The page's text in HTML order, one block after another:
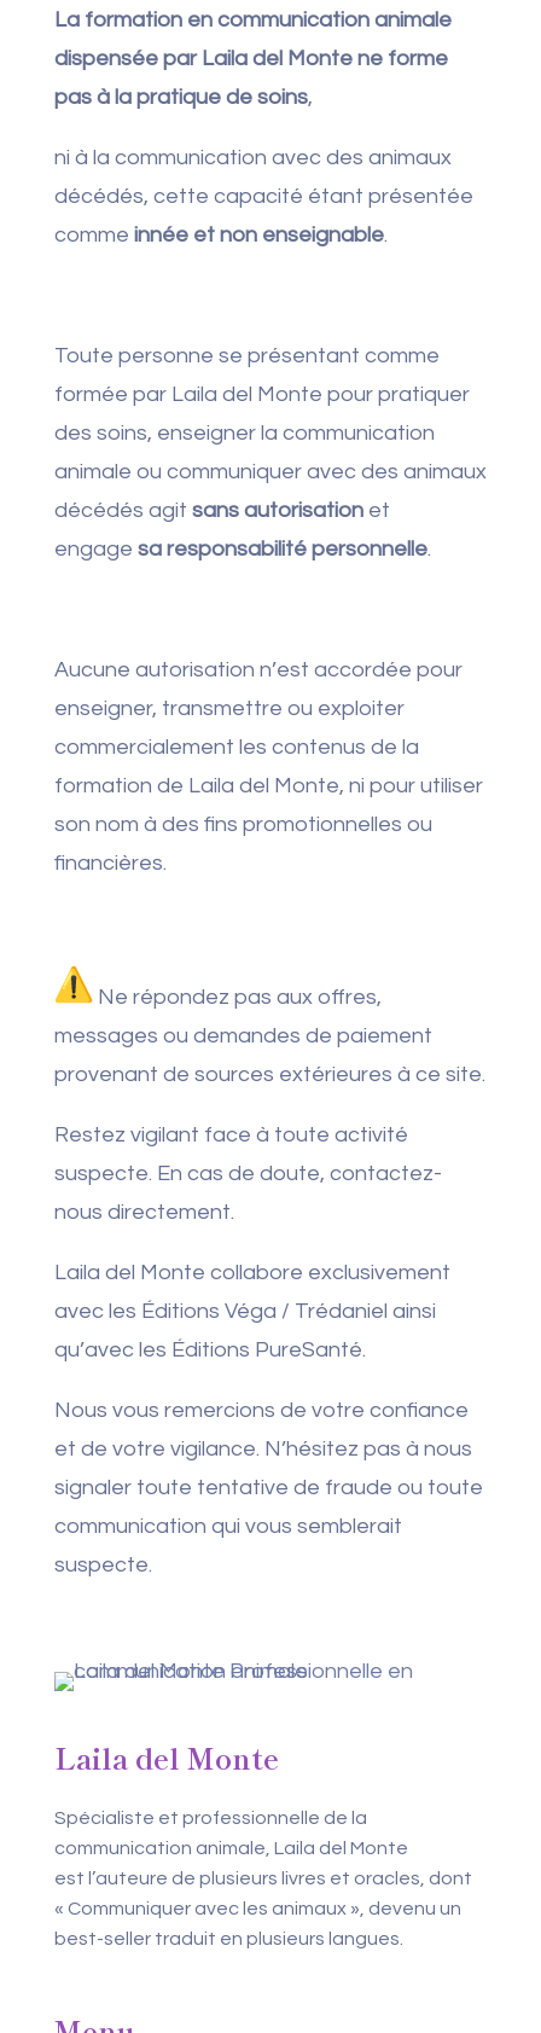
La formation en communication animale
dispensée par Laila del Monte ne forme
pas à la pratique de soins,
ni à la communication avec des animaux
décédés, cette capacité étant présentée
comme innée et non enseignable.
Toute personne se présentant comme
formée par Laila del Monte pour pratiquer
des soins, enseigner la communication
animale ou communiquer avec des animaux
décédés agit sans autorisationet
engage sa responsabilité personnelle.
Aucune autorisation n’est accordée pour
enseigner, transmettre ou exploiter
commercialement les contenus de la
formation de Laila del Monte, ni pour utiliser
son nom à des fins promotionnelles ou
financières.
Ne répondez pas aux offres,
messages ou demandes de paiement
provenant de sources extérieures à ce site.
Restez vigilant face à toute activité
suspecte. En cas de doute, contactez-
nous directement.
Laila del Monte collabore exclusivement
avec les Éditions Véga / Trédaniel ainsi
qu’avec les Éditions PureSanté.
Nous vous remercions de votre confiance
et de votre vigilance. N’hésitez pas à nous
signaler toute tentative de fraude ou toute
communication qui vous semblerait
suspecte.
Laila del Monte
Spécialiste et professionnelle de la
communication animale, Laila del Monte
est l’auteure de plusieurs livres et oracles, dont
« Communiquer avec les animaux », devenu un
best-seller traduit en plusieurs langues.